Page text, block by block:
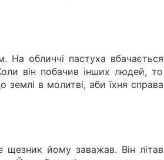
На обличчі пастуха вбачається
він побачив інших людей, то
землі в молитві, аби їхня справа
щезник йому заважав. Він літав